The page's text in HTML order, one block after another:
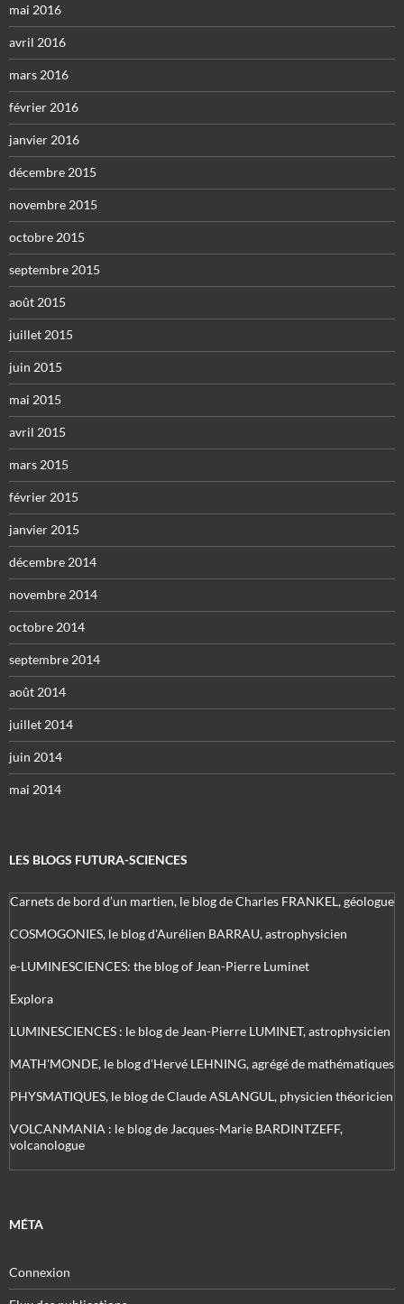
mai 2016
avril 2016
mars 2016
février 2016
janvier 2016
décembre 2015
novembre 2015
octobre 2015
septembre 2015
août 2015
juillet 2015
juin 2015
mai 2015
avril 2015
mars 2015
février 2015
janvier 2015
décembre 2014
novembre 2014
octobre 2014
septembre 2014
août 2014
juillet 2014
juin 2014
mai 2014
LES BLOGS FUTURA-SCIENCES
Carnets de bord d’un martien, le blog de Charles FRANKEL, géologue
COSMOGONIES, le blog d'Aurélien BARRAU, astrophysicien
e-LUMINESCIENCES: the blog of Jean-Pierre Luminet
Explora
LUMINESCIENCES : le blog de Jean-Pierre LUMINET, astrophysicien
MATH'MONDE, le blog d'Hervé LEHNING, agrégé de mathématiques
PHYSMATIQUES, le blog de Claude ASLANGUL, physicien théoricien
VOLCANMANIA : le blog de Jacques-Marie BARDINTZEFF,
volcanologue
MÉTA
Connexion